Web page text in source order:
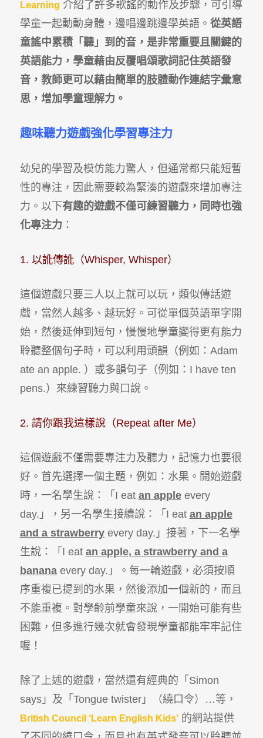
Learning 介紹了許多歌謠的動作及步驟，可引導
學童一起動動身體，邊唱邊跳邊學英語。 從英語
童謠中累積「聽」到的音，是非常重要且關鍵的
英語能力，學童藉由反覆唱頌歌詞記住英語發
音，教師更可以藉由簡單的肢體動作連結字彙意
思，增加學童理解力 。
趣味聽力遊戲強化學習專注力
幼兒的學習及模仿能力驚人，但通常都只能短暫
性的專注，因此需要較為緊湊的遊戲來增加專注
力。以下有趣的遊戲不僅可練習聽力，同時也強
化專注力 ：
1. 以訛傳訛（Whisper, Whisper）
這個遊戲只要三人以上就可以玩，類似傳話遊
戲，當然人越多、越玩好。可從單個英語單字開
始，然後延伸到短句，慢慢地學童變得更有能力
聆聽整個句子時，可以利用頭韻（例如：Adam
ate an apple. ）或多韻句子（例如：I have ten
pens.）來練習聽力與口說。
2. 請你跟我這樣說（Repeat after Me）
這個遊戲不僅需要專注力及聽力，記憶力也要很
好。首先選擇一個主題，例如：水果。開始遊戲
時，一名學生說：「I eat an appleevery
day.」，另一名學生接續說：「I eat an apple
and a strawberryevery day.」接著，下一名學
生說：「I eat an apple, a strawberry and a
bananaevery day.」。每一輪遊戲，必須按順
序重複已提到的水果，然後添加一個新的，而且
不能重複。對學齡前學童來說，一開始可能有些
困難，但多進行幾次就會發現學童都能牢牢記住
喔！
除了上述的遊戲，當然還有經典的「Simon
says」及「Tongue twister」（繞口令）…等，
British Council ‘Learn English Kids’的網站提供